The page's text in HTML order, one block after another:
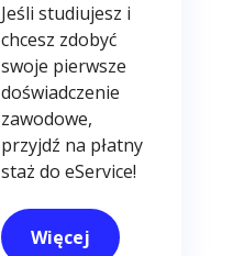
Jeśli studiujesz i
chcesz zdobyć
swoje pierwsze
doświadczenie
zawodowe,
przyjdź na płatny
staż do eService!
Więcej